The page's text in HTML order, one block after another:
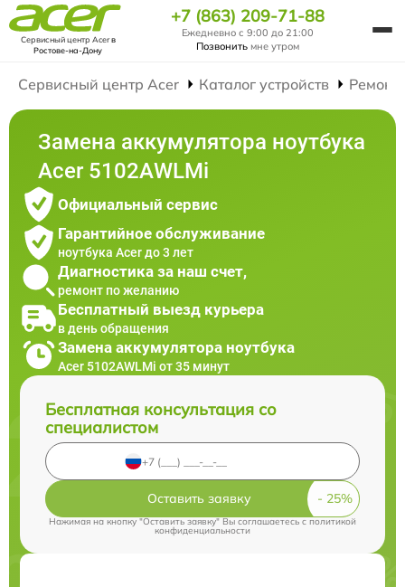
Сервисный центр Acerв
Ростове-на-Дону
+7 (863) 209-71-88
Ежедневно с 9:00 до 21:00
Позвонить мне утром
Сервисный центр Acer Каталог устройств Ремонт
Замена аккумулятора ноутбука
Acer 5102AWLMi
Официальный сервис
Гарантийное обслуживание
ноутбука Acer до 3 лет
Диагностика за наш счет,
ремонт по желанию
Бесплатный выезд курьера
в день обращения
Замена аккумулятора ноутбука
Acer 5102AWLMi от 35 минут
Бесплатная консультация со
специалистом
Оставить заявку
Нажимая на кнопку "Оставить заявку" Вы соглашаетесь cполитикой
конфиденциальности